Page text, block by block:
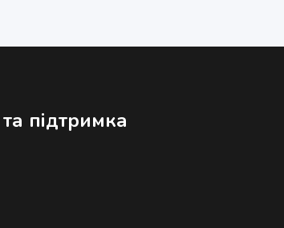
підтримка